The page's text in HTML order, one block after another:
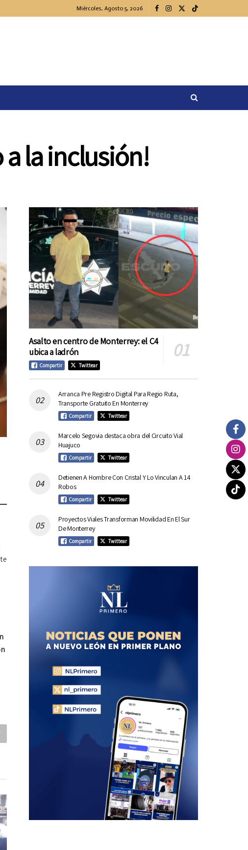
Miércoles, Agosto 5, 2026
a la inclusión!
Asalto en centro de Monterrey: el C4
ubica a ladrón
Compartir Twittear
Arranca Pre Registro Digital Para Regio Ruta,
Transporte Gratuito En Monterrey
Compartir Twittear
Marcelo Segovia destaca obra del Circuito Vial
Huajuco
Compartir Twittear
Detienen A Hombre Con Cristal Y Lo Vinculan A 14
Robos
Compartir Twittear
Proyectos Viales Transforman Movilidad En El Sur
De Monterrey
Compartir Twittear